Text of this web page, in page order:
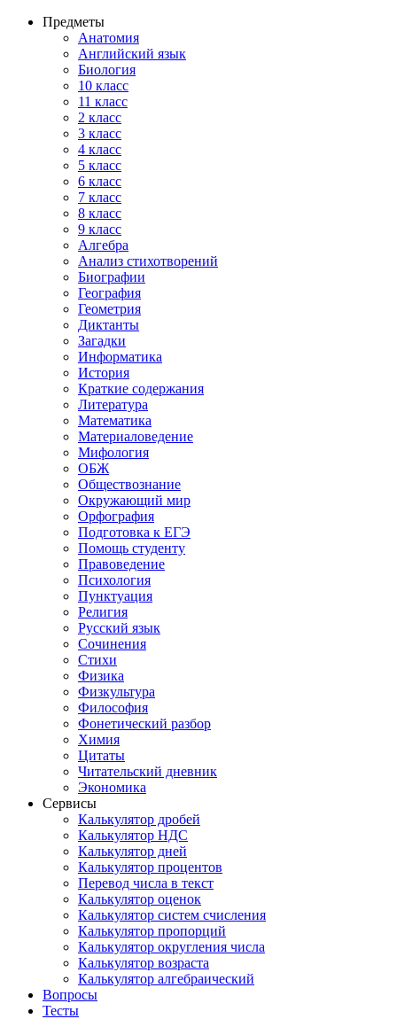
Предметы
Анатомия
Английский язык
Биология
10 класс
11 класс
2 класс
3 класс
4 класс
5 класс
6 класс
7 класс
8 класс
9 класс
Алгебра
Анализ стихотворений
Биографии
География
Геометрия
Диктанты
Загадки
Информатика
История
Краткие содержания
Литература
Математика
Материаловедение
Мифология
ОБЖ
Обществознание
Окружающий мир
Орфография
Подготовка к ЕГЭ
Помощь студенту
Правоведение
Психология
Пунктуация
Религия
Русский язык
Сочинения
Стихи
Физика
Физкультура
Философия
Фонетический разбор
Химия
Цитаты
Читательский дневник
Экономика
Сервисы
Калькулятор дробей
Калькулятор НДС
Калькулятор дней
Калькулятор процентов
Перевод числа в текст
Калькулятор оценок
Калькулятор систем счисления
Калькулятор пропорций
Калькулятор округления числа
Калькулятор возраста
Калькулятор алгебраический
Вопросы
Тесты